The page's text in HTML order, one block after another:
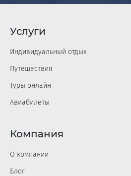
Услуги
Индивидуальный отдых
Путешествия
Туры онлайн
Авиабилеты
Компания
О компании
Блог